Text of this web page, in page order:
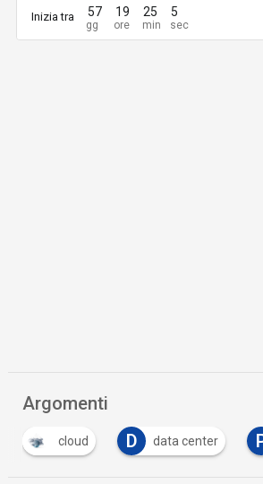
Inizia tra 57 19 25 4
Argomenti
cloud D data center